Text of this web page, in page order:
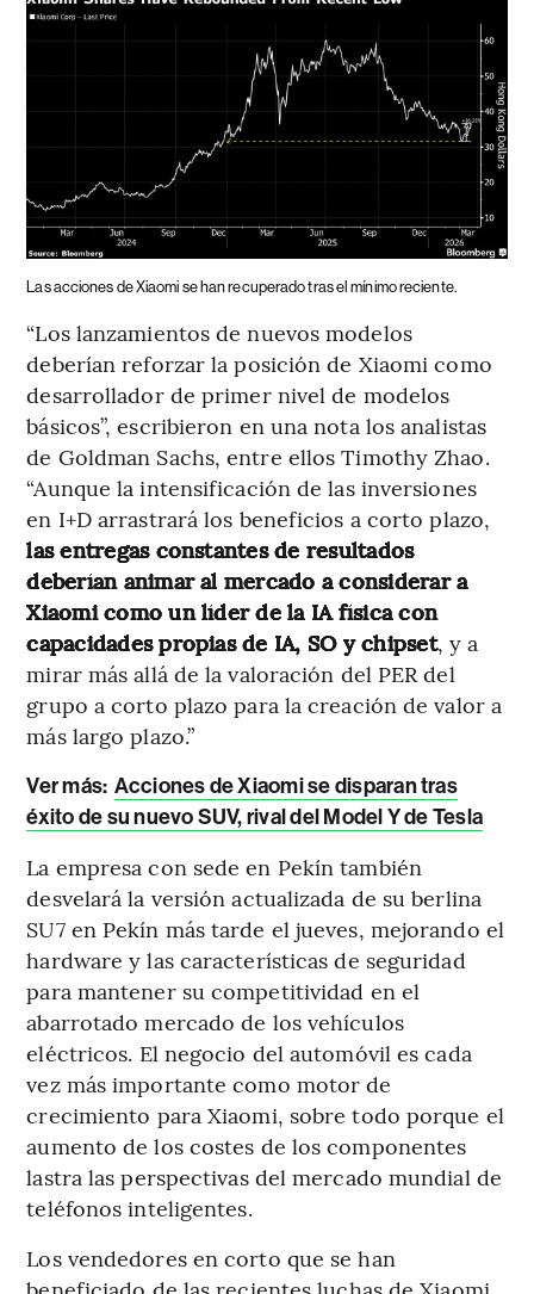
Las acciones de Xiaomi se han recuperado tras el mínimo reciente.
“Los lanzamientos de nuevos modelos
deberían reforzar la posición de Xiaomi como
desarrollador de primer nivel de modelos
básicos”, escribieron en una nota los analistas
de Goldman Sachs, entre ellos Timothy Zhao.
“Aunque la intensificación de las inversiones
en I+D arrastrará los beneficios a corto plazo,
las entregas constantes de resultados
deberían animar al mercado a considerar a
Xiaomi como un líder de la IA física con
capacidades propias de IA, SO y chipset, y a
mirar más allá de la valoración del PER del
grupo a corto plazo para la creación de valor a
más largo plazo.”
Ver más: Acciones de Xiaomi se disparan tras
éxito de su nuevo SUV, rival del Model Y de Tesla
La empresa con sede en Pekín también
desvelará la versión actualizada de su berlina
SU7 en Pekín más tarde el jueves, mejorando el
hardware y las características de seguridad
para mantener su competitividad en el
abarrotado mercado de los vehículos
eléctricos. El negocio del automóvil es cada
vez más importante como motor de
crecimiento para Xiaomi, sobre todo porque el
aumento de los costes de los componentes
lastra las perspectivas del mercado mundial de
teléfonos inteligentes.
Los vendedores en corto que se han